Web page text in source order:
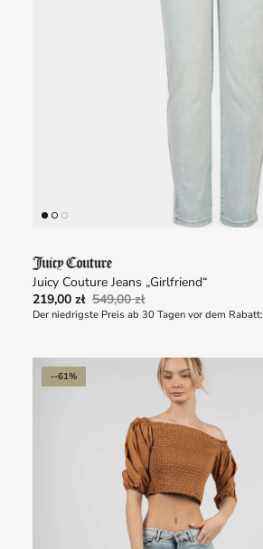
Juicy Couture Jeans „Girlfriend“
219,00 zł 549,00 zł
Der niedrigste Preis ab 30 Tagen vor dem Rabatt:
--61%